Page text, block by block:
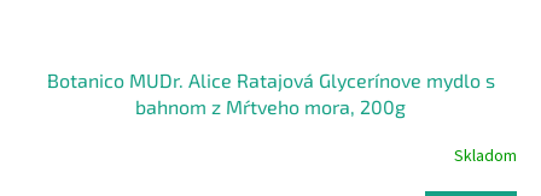
Botanico MUDr. Alice Ratajová Glycerínove mydlo s
bahnom z Mŕtveho mora, 200g
Skladom